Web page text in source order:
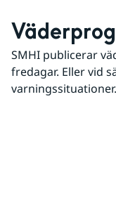
SMHI publicerar
fredagar. Eller vid
varningssituationer.